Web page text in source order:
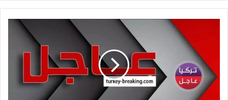
عاجل
السلام:
بيان
صادر
عن